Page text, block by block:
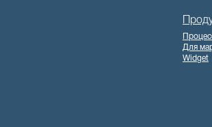
Для
Widget